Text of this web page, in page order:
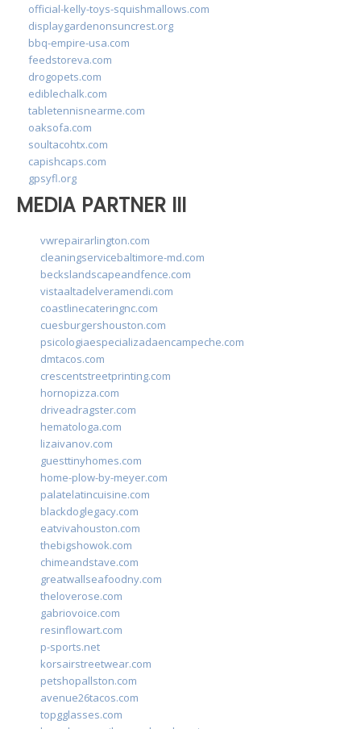
official-kelly-toys-squishmallows.com
displaygardenonsuncrest.org
bbq-empire-usa.com
feedstoreva.com
drogopets.com
ediblechalk.com
tabletennisnearme.com
oaksofa.com
soultacohtx.com
capishcaps.com
gpsyfl.org
MEDIA PARTNER III
vwrepairarlington.com
cleaningservicebaltimore-md.com
beckslandscapeandfence.com
vistaaltadelveramendi.com
coastlinecateringnc.com
cuesburgershouston.com
psicologiaespecializadaencampeche.com
dmtacos.com
crescentstreetprinting.com
hornopizza.com
driveadragster.com
hematologa.com
lizaivanov.com
guesttinyhomes.com
home-plow-by-meyer.com
palatelatincuisine.com
blackdoglegacy.com
eatvivahouston.com
thebigshowok.com
chimeandstave.com
greatwallseafoodny.com
theloverose.com
gabriovoice.com
resinflowart.com
p-sports.net
korsairstreetwear.com
petshopallston.com
avenue26tacos.com
topgglasses.com